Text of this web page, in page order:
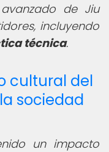
de Jiu
incluyendo
técnica.
cultural del
sociedad
un impacto